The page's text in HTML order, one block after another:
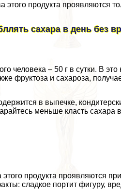
этого продукта проявляются
сахара в день без
человека – 50 г в сутки. В
фруктоза и сахароза,
в выпечке,
меньше класть сахара
этого продукта проявляются
сладкое портит фигуру,